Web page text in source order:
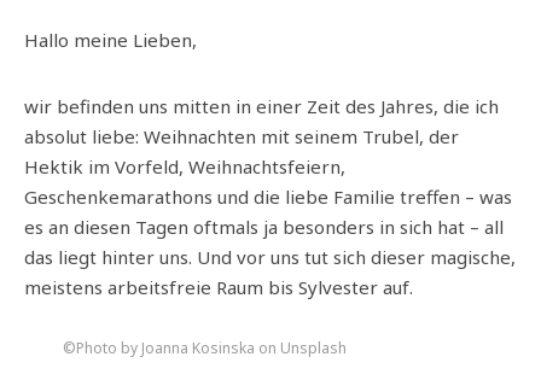
Hallo meine Lieben,
wir befinden uns mitten in einer Zeit des Jahres, die ich
absolut liebe: Weihnachten mit seinem Trubel, der
Hektik im Vorfeld, Weihnachtsfeiern,
Geschenkemarathons und die liebe Familie treffen – was
es an diesen Tagen oftmals ja besonders in sich hat – all
das liegt hinter uns. Und vor uns tut sich dieser magische,
meistens arbeitsfreie Raum bis Sylvester auf.
©Photo by Joanna Kosinska on Unsplash